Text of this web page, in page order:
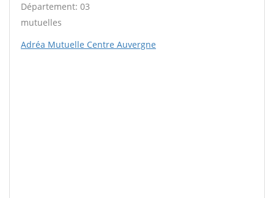
Département: 03
mutuelles
Adréa Mutuelle Centre Auvergne